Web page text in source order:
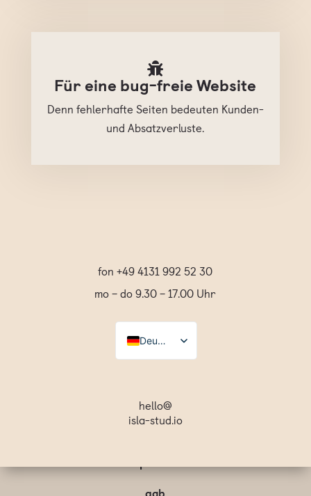
Für eine bug-freie Website
Denn fehlerhafte Seiten bedeuten Kunden-
und Absatzverluste.
fon +49 4131 992 52 30
mo – do 9.30 – 17.00 Uhr
Deutsch
Français
hello@
isla-stud.io
agb